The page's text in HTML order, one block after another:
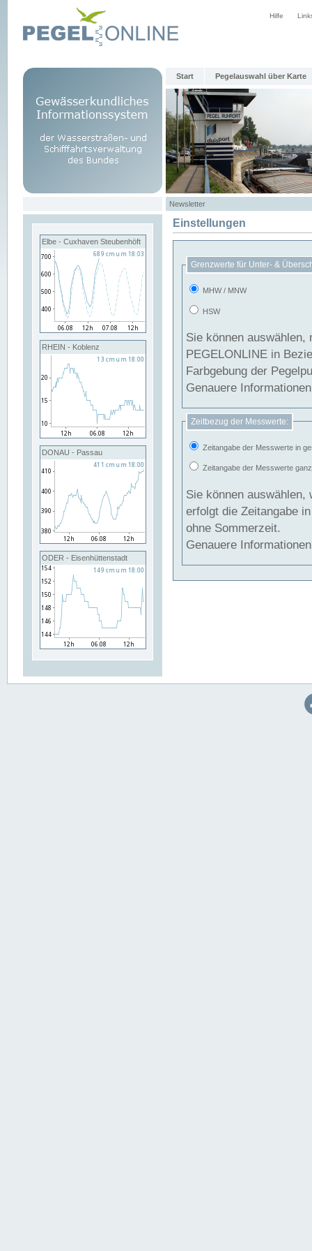
Hilfe
Start Pegelauswahl über Karte
Newsletter
Elbe - Cuxhaven Steubenhöft
RHEIN - Koblenz
DONAU - Passau
ODER - Eisenhüttenstadt
Einstellungen
Grenzwerte für Unter- &
MHW / MNW
HSW
Sie können
PEGELONLINE in Beziehung
Farbgebung der
Genauere
Zeitbezug der Messwerte:
Zeitangabe der Messwerte in
Zeitangabe der Messwerte
Sie können auswählen,
erfolgt die Zeitangabe
ohne Sommerzeit.
Genauere